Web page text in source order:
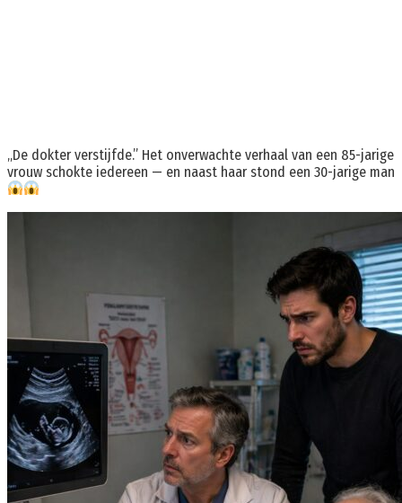
„De dokter verstijfde.” Het onverwachte verhaal van een 85-jarige
vrouw schokte iedereen — en naast haar stond een 30-jarige man